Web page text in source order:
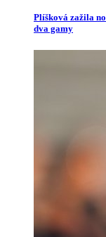
Plíšková zažila
dva gamy